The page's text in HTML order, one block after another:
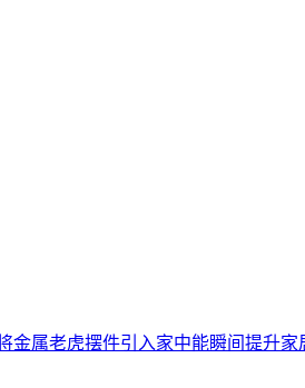
属老虎摆件引入家中能瞬间提升家